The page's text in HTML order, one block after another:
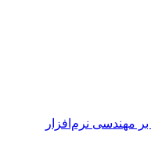
مهندسی نرم‌افزار